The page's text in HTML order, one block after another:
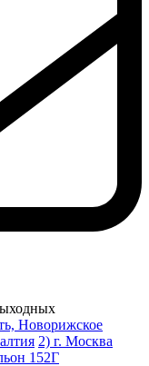
Новорижское
2) г. Москва
152Г